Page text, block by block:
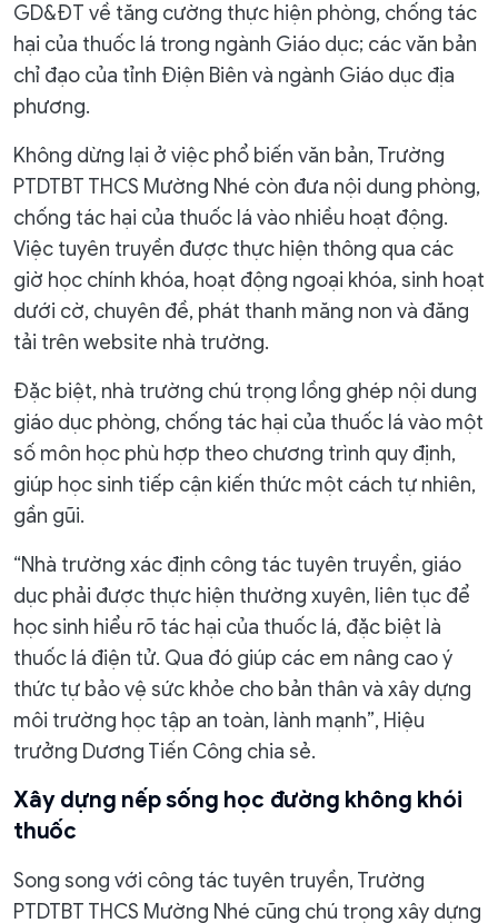
GD&ĐT về tăng cường thực hiện phòng, chống tác
hại của thuốc lá trong ngành Giáo dục; các văn bản
chỉ đạo của tỉnh Điện Biên và ngành Giáo dục địa
phương.
Không dừng lại ở việc phổ biến văn bản, Trường
PTDTBT THCS Mường Nhé còn đưa nội dung phòng,
chống tác hại của thuốc lá vào nhiều hoạt động.
Việc tuyên truyền được thực hiện thông qua các
giờ học chính khóa, hoạt động ngoại khóa, sinh hoạt
dưới cờ, chuyên đề, phát thanh măng non và đăng
tải trên website nhà trường.
Đặc biệt, nhà trường chú trọng lồng ghép nội dung
giáo dục phòng, chống tác hại của thuốc lá vào một
số môn học phù hợp theo chương trình quy định,
giúp học sinh tiếp cận kiến thức một cách tự nhiên,
gần gũi.
“Nhà trường xác định công tác tuyên truyền, giáo
dục phải được thực hiện thường xuyên, liên tục để
học sinh hiểu rõ tác hại của thuốc lá, đặc biệt là
thuốc lá điện tử. Qua đó giúp các em nâng cao ý
thức tự bảo vệ sức khỏe cho bản thân và xây dựng
môi trường học tập an toàn, lành mạnh”, Hiệu
trưởng Dương Tiến Công chia sẻ.
Xây dựng nếp sống học đường không khói
thuốc
Song song với công tác tuyên truyền, Trường
PTDTBT THCS Mường Nhé cũng chú trọng xây dựng